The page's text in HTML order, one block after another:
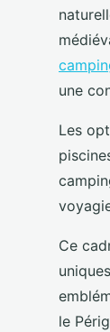
une
Les
Ce
le